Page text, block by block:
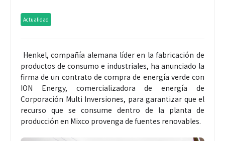
Actualidad
Henkel, compañía alemana líder en la fabricación de
productos de consumo e industriales, ha anunciado la
firma de un contrato de compra de energía verde con
ION Energy, comercializadora de energía de
Corporación Multi Inversiones, para garantizar que el
recurso que se consume dentro de la planta de
producción en Mixco provenga de fuentes renovables.